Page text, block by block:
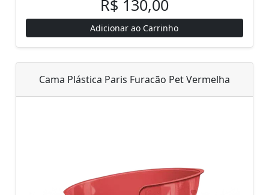
R$ 130,00
Adicionar ao Carrinho
Cama Plástica Paris Furacão Pet Vermelha